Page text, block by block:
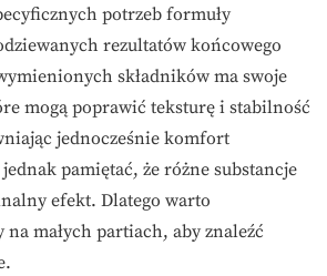
potrzeb formuły
rezultatów końcowego
składników ma swoje
mogą poprawić teksturę i stabilność
jednocześnie komfort
pamiętać, że różne substancje
efekt. Dlatego warto
małych partiach, aby znaleźć